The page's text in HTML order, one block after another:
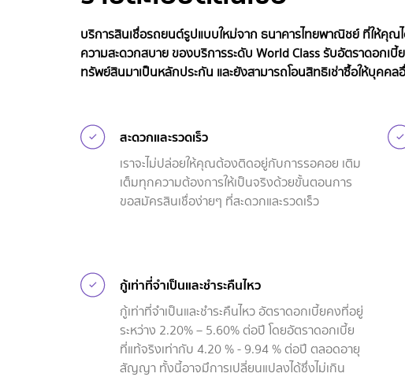
บริการสินเชื่อรถยนต์รูปแบบใหม่จาก ธนาคารไทยพาณิชย์ ที่ให้คุณ
ความสะดวกสบาย ของบริการระดับ World Class รับอัตราดอกเ
ทรัพย์สินมาเป็นหลักประกัน และยังสามารถโอนสิทธิเช่าซื้อให้บุคคล
สะดวกและรวดเร็ว
เราจะไม่ปล่อยให้คุณต้องติดอยู่กับการรอคอย เติม
เต็มทุกความต้องการให้เป็นจริงด้วยขั้นตอนการ
ขอสมัครสินเชื่อง่ายๆ ที่สะดวกและรวดเร็ว
กู้เท่าที่จำเป็นและชำระคืนไหว
กู้เท่าที่จำเป็นและชำระคืนไหว อัตราดอกเบี้ยคงที่อยู่
ระหว่าง 2.20% – 5.60% ต่อปี โดยอัตราดอกเบี้ย
ที่แท้จริงเท่ากับ 4.20 % - 9.94 % ต่อปี ตลอดอายุ
สัญญา ทั้งนี้อาจมึการเปลี่ยนแปลงได้ซึ่งไม่เกิน